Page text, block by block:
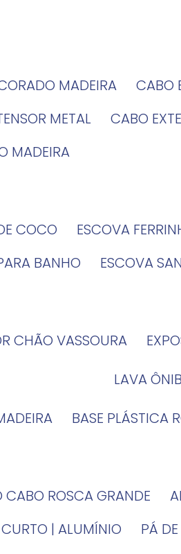
MADEIRA
METAL
CABO
MADEIRA
COCO
ESCOVA
BANHO
ESCOVA
CHÃO VASSOURA
LAVA
BASE PLÁSTICA
CABO ROSCA GRANDE
CURTO | ALUMÍNIO
PÁ